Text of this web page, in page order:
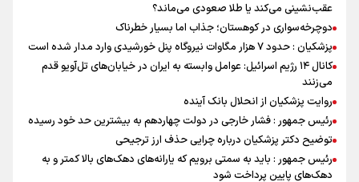
عقب‌نشینی می‌کند یا طلا صعودی می‌ماند؟
دوچرخه‌سواری در کوهستان؛ جذاب اما بسیار خطرناک
پزشکیان : حدود ۷ هزار مگاوات نیروگاه پنل خورشیدی وارد مدار شده است
کانال ۱۴ رژیم اسرائیل: عوامل وابسته به ایران در خیابان‌های تل‌آویو قدم
می‌زنند
روایت پزشکیان از انحلال بانک آینده
رئیس جمهور : فشار خارجی در دولت چهاردهم به بیشترین حد خود رسیده
توضیح دکتر پزشکیان درباره چرایی حذف ارز ترجیحی
رئیس جمهور : باید به سمتی برویم که یارانه‌های دهک‌های بالا کمتر و به
دهک‌های پایین پرداخت شود